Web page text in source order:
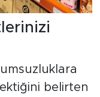
belirten